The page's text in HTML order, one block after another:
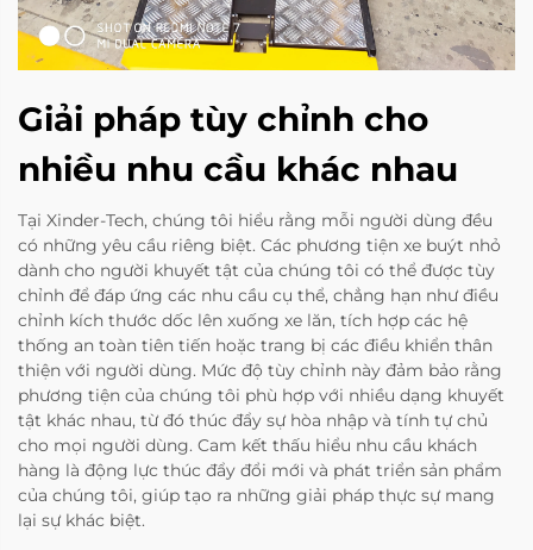
Giải pháp tùy chỉnh cho
nhiều nhu cầu khác nhau
Tại Xinder-Tech, chúng tôi hiểu rằng mỗi người dùng đều
có những yêu cầu riêng biệt. Các phương tiện xe buýt nhỏ
dành cho người khuyết tật của chúng tôi có thể được tùy
chỉnh để đáp ứng các nhu cầu cụ thể, chẳng hạn như điều
chỉnh kích thước dốc lên xuống xe lăn, tích hợp các hệ
thống an toàn tiên tiến hoặc trang bị các điều khiển thân
thiện với người dùng. Mức độ tùy chỉnh này đảm bảo rằng
phương tiện của chúng tôi phù hợp với nhiều dạng khuyết
tật khác nhau, từ đó thúc đẩy sự hòa nhập và tính tự chủ
cho mọi người dùng. Cam kết thấu hiểu nhu cầu khách
hàng là động lực thúc đẩy đổi mới và phát triển sản phẩm
của chúng tôi, giúp tạo ra những giải pháp thực sự mang
lại sự khác biệt.